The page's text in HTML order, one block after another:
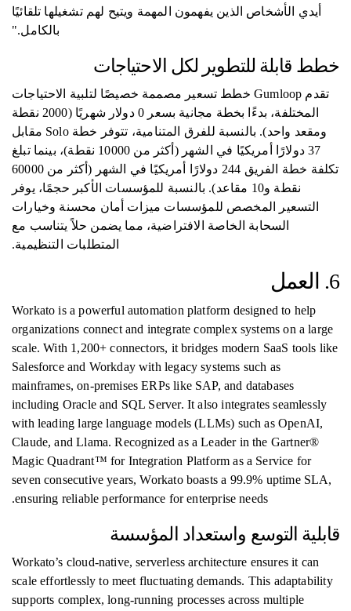
أيدي الأشخاص الذين يفهمون المهمة ويتيح لهم تشغيلها تلقائيًا
بالكامل."
خطط قابلة للتطوير لكل الاحتياجات
تقدم Gumloop خطط تسعير مصممة خصيصًا لتلبية الاحتياجات
المختلفة، بدءًا بخطة مجانية بسعر 0 دولار شهريًا (2000 نقطة
ومقعد واحد). بالنسبة للفرق المتنامية، تتوفر خطة Solo مقابل
37 دولارًا أمريكيًا في الشهر (أكثر من 10000 نقطة)، بينما تبلغ
تكلفة خطة الفريق 244 دولارًا أمريكيًا في الشهر (أكثر من 60000
نقطة و10 مقاعد). بالنسبة للمؤسسات الأكبر حجمًا، يوفر
التسعير المخصص للمؤسسات ميزات أمان محسنة وخيارات
السحابة الخاصة الافتراضية، مما يضمن حلاً يتناسب مع
المتطلبات التنظيمية.
6. العمل
Workato is a powerful automation platform designed to help
organizations connect and integrate complex systems on a large
scale. With 1,200+ connectors, it bridges modern SaaS tools like
Salesforce and Workday with legacy systems such as
mainframes, on-premises ERPs like SAP, and databases
including Oracle and SQL Server. It also integrates seamlessly
with leading large language models (LLMs) such as OpenAI,
Claude, and Llama. Recognized as a Leader in the Gartner®
Magic Quadrant™ for Integration Platform as a Service for
seven consecutive years, Workato boasts a 99.9% uptime SLA,
ensuring reliable performance for enterprise needs.
قابلية التوسع واستعداد المؤسسة
Workato’s cloud-native, serverless architecture ensures it can
scale effortlessly to meet fluctuating demands. This adaptability
supports complex, long-running processes across multiple